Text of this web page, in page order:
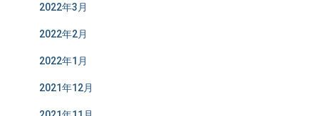
2022年3月
2022年2月
2022年1月
2021年12月